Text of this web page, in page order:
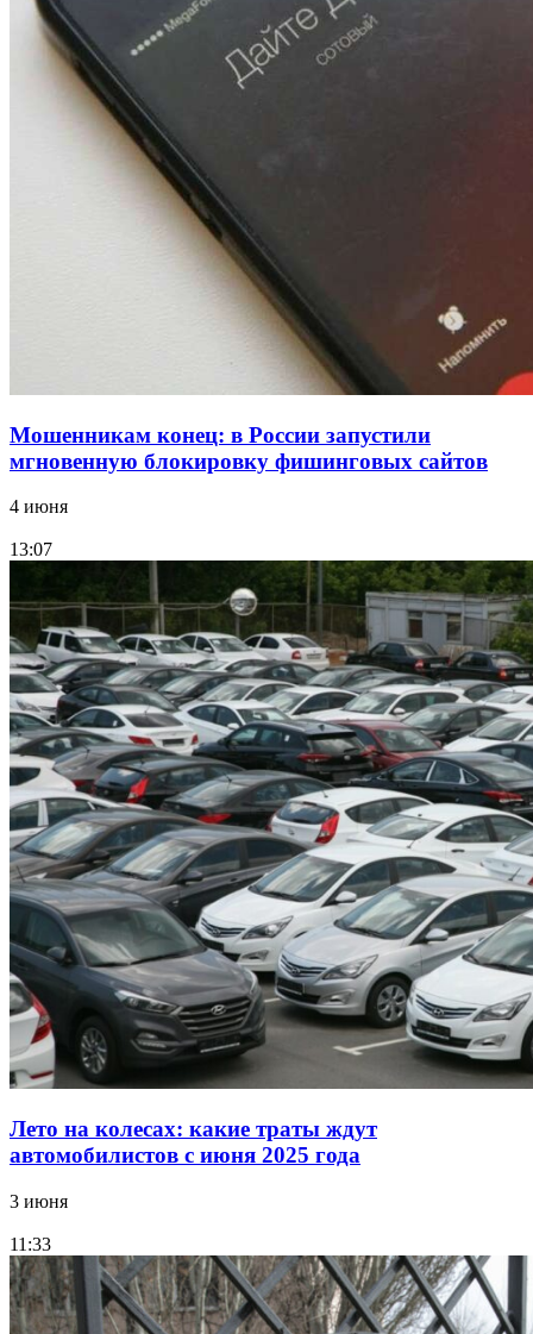
12:39
Сладкий праздник в Волгограде: в Центральном
парке прошёл фестиваль „Арбузный переполох“
Волгоградские компании нарастили экспорт:
заключены контракты на 3,6 млн долларов
Мошенникам конец: в России запустили
мгновенную блокировку фишинговых сайтов
4 июня
13:07
Лето на колесах: какие траты ждут
автомобилистов с июня 2025 года
3 июня
11:33